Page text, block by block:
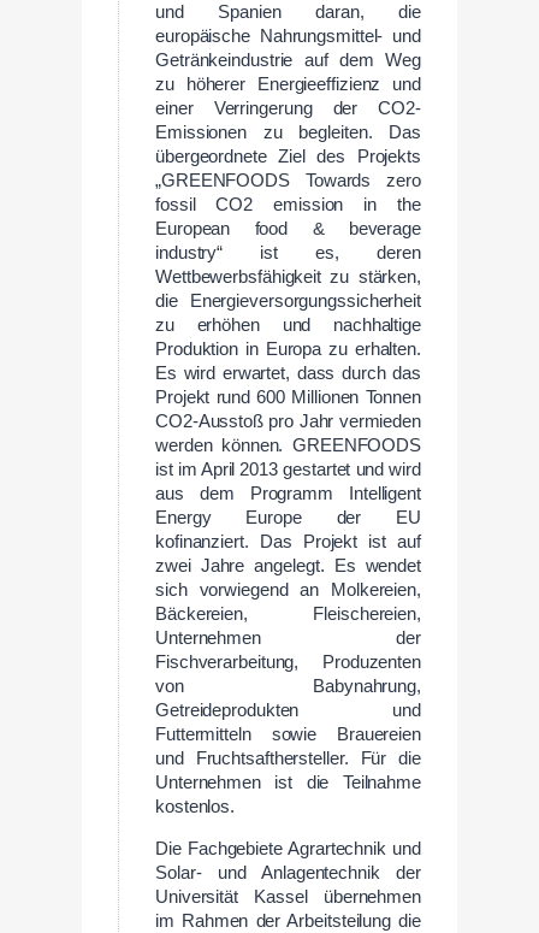
und Spanien daran, die
europäische Nahrungsmittel- und
Getränkeindustrie auf dem Weg
zu höherer Energieeffizienz und
einer Verringerung der CO2-
Emissionen zu begleiten. Das
übergeordnete Ziel des Projekts
„GREENFOODS Towards zero
fossil CO2 emission in the
European food & beverage
industry“ ist es, deren
Wettbewerbsfähigkeit zu stärken,
die Energieversorgungssicherheit
zu erhöhen und nachhaltige
Produktion in Europa zu erhalten.
Es wird erwartet, dass durch das
Projekt rund 600 Millionen Tonnen
CO2-Ausstoß pro Jahr vermieden
werden können. GREENFOODS
ist im April 2013 gestartet und wird
aus dem Programm Intelligent
Energy Europe der EU
kofinanziert. Das Projekt ist auf
zwei Jahre angelegt. Es wendet
sich vorwiegend an Molkereien,
Bäckereien, Fleischereien,
Unternehmen der
Fischverarbeitung, Produzenten
von Babynahrung,
Getreideprodukten und
Futtermitteln sowie Brauereien
und Fruchtsafthersteller. Für die
Unternehmen ist die Teilnahme
kostenlos.
Die Fachgebiete Agrartechnik und
Solar- und Anlagentechnik der
Universität Kassel übernehmen
im Rahmen der Arbeitsteilung die